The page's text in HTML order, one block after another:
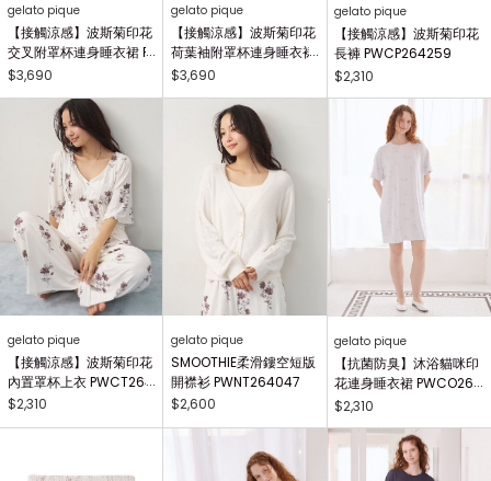
gelato pique
【接觸涼感】波斯菊印花
交叉附罩杯連身睡衣裙 P
WCO264256
$3,690
gelato pique
【接觸涼感】波斯菊印花
荷葉袖附罩杯連身睡衣裙
PWCO264257
$3,690
gelato pique
【接觸涼感】波斯菊印花
長褲 PWCP264259
$2,310
gelato pique
【接觸涼感】波斯菊印花
內置罩杯上衣 PWCT264
258
$2,310
gelato pique
SMOOTHIE柔滑鏤空短版
開襟衫 PWNT264047
$2,600
gelato pique
【抗菌防臭】沐浴貓咪印
花連身睡衣裙 PWCO264
263
$2,310